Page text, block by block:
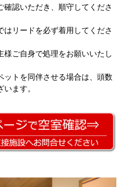
確認いただき、順守してくださ
はリードを必ず着用してくださ
様ご自身で処理をお願いいたし
ットを同伴させる場合は、頭数
ます。